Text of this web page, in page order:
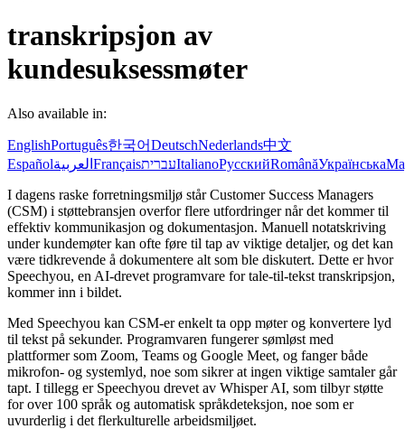
transkripsjon av
kundesuksessmøter
Also available in:
EnglishPortuguês한국어DeutschNederlands中文
Españolالعربية FrançaisעבריתItalianoРусскийRomânăУкраїнська
I dagens raske forretningsmiljø står Customer Success Managers
(CSM) i støttebransjen overfor flere utfordringer når det kommer til
effektiv kommunikasjon og dokumentasjon. Manuell notatskriving
under kundemøter kan ofte føre til tap av viktige detaljer, og det kan
være tidkrevende å dokumentere alt som ble diskutert. Dette er hvor
Speechyou, en AI-drevet programvare for tale-til-tekst transkripsjon,
kommer inn i bildet.
Med Speechyou kan CSM-er enkelt ta opp møter og konvertere lyd
til tekst på sekunder. Programvaren fungerer sømløst med
plattformer som Zoom, Teams og Google Meet, og fanger både
mikrofon- og systemlyd, noe som sikrer at ingen viktige samtaler går
tapt. I tillegg er Speechyou drevet av Whisper AI, som tilbyr støtte
for over 100 språk og automatisk språkdeteksjon, noe som er
uvurderlig i det flerkulturelle arbeidsmiljøet.